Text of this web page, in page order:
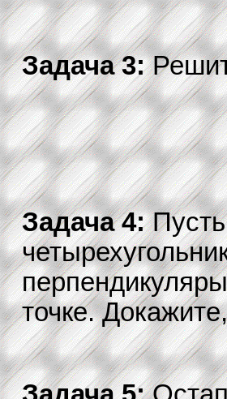
Задача 3:
Задача 4:
точке.